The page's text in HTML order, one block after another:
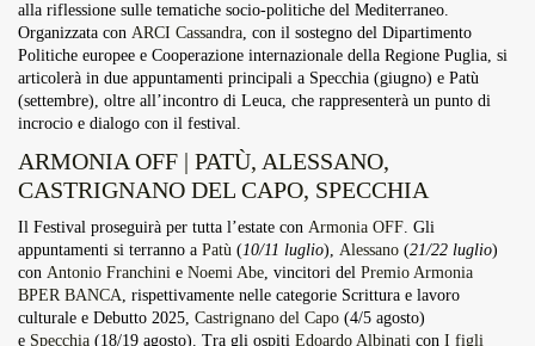
alla riflessione sulle tematiche socio-politiche del Mediterraneo.
Organizzata con ARCI Cassandra, con il sostegno del Dipartimento
Politiche europee e Cooperazione internazionale della Regione Puglia, si
articolerà in due appuntamenti principali a Specchia (giugno) e Patù
(settembre), oltre all’incontro di Leuca, che rappresenterà un punto di
incrocio e dialogo con il festival.
ARMONIA OFF | PATÙ, ALESSANO,
CASTRIGNANO DEL CAPO, SPECCHIA
Il Festival proseguirà per tutta l’estate con Armonia OFF. Gli
appuntamenti si terranno a Patù (10/11 luglio), Alessano (21/22 luglio)
con Antonio Franchini e Noemi Abe, vincitori del Premio Armonia
BPER BANCA, rispettivamente nelle categorie Scrittura e lavoro
culturale e Debutto 2025, Castrignano del Capo (4/5 agosto)
e Specchia (18/19 agosto). Tra gli ospiti Edoardo Albinati con I figli